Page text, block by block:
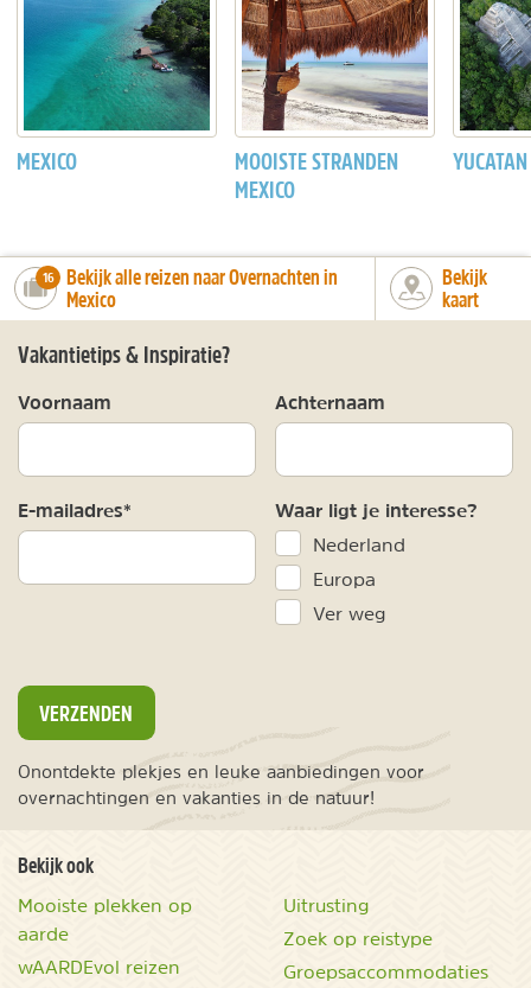
MEXICO
MOOISTE STRANDEN
MEXICO
YUCATAN
number_of_trips:
16
Bekijk alle reizen naar Overnachten in
Mexico
Bekijk
kaart
Vakantietips & Inspiratie?
Voornaam Achternaam
E-mailadres* Waar ligt je interesse?
Nederland
Europa
Ver weg
VERZENDEN
Onontdekte plekjes en leuke aanbiedingen voor
overnachtingen en vakanties in de natuur!
Bekijk ook
Mooiste plekken op
aarde
wAARDEvol reizen
Uitrusting
Zoek op reistype
Groepsaccommodaties